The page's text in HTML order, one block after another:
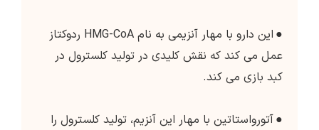
●
این دارو با مهار آنزیمی به نام HMG-CoA ردوکتاز
عمل می کند که نقش کلیدی در تولید کلسترول در
کبد بازی می کند.
●آتورواستاتین با مهار این آنزیم، تولید کلسترول را